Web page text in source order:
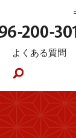
よくある質問
search